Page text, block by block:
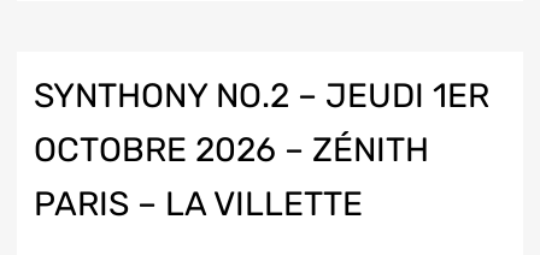
SYNTHONY NO.2 – JEUDI 1ER
OCTOBRE 2026 – ZÉNITH
PARIS – LA VILLETTE